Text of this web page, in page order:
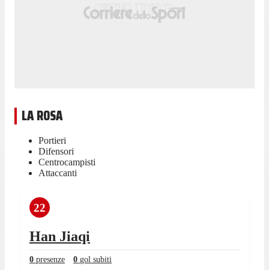
LA ROSA
Portieri
Difensori
Centrocampisti
Attaccanti
22
Han Jiaqi
0 presenze 0 gol subiti